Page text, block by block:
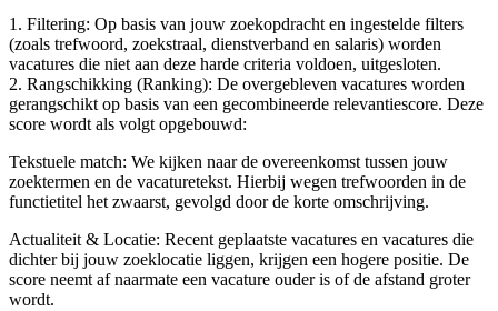
1. Filtering: Op basis van jouw zoekopdracht en ingestelde filters
(zoals trefwoord, zoekstraal, dienstverband en salaris) worden
vacatures die niet aan deze harde criteria voldoen, uitgesloten.
2. Rangschikking (Ranking): De overgebleven vacatures worden
gerangschikt op basis van een gecombineerde relevantiescore. Deze
score wordt als volgt opgebouwd:
Tekstuele match: We kijken naar de overeenkomst tussen jouw
zoektermen en de vacaturetekst. Hierbij wegen trefwoorden in de
functietitel het zwaarst, gevolgd door de korte omschrijving.
Actualiteit & Locatie: Recent geplaatste vacatures en vacatures die
dichter bij jouw zoeklocatie liggen, krijgen een hogere positie. De
score neemt af naarmate een vacature ouder is of de afstand groter
wordt.